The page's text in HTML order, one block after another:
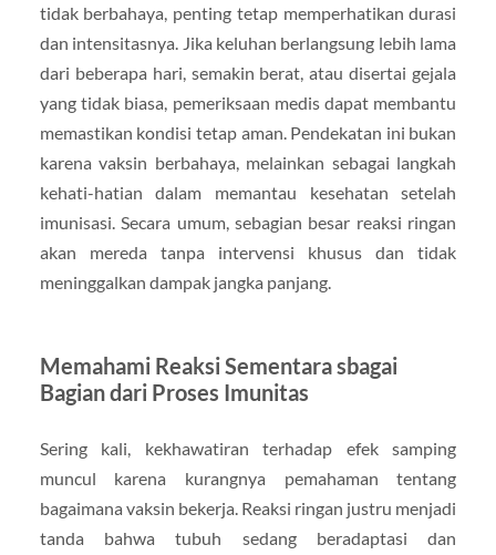
tidak berbahaya, penting tetap memperhatikan durasi
dan intensitasnya. Jika keluhan berlangsung lebih lama
dari beberapa hari, semakin berat, atau disertai gejala
yang tidak biasa, pemeriksaan medis dapat membantu
memastikan kondisi tetap aman. Pendekatan ini bukan
karena vaksin berbahaya, melainkan sebagai langkah
kehati-hatian dalam memantau kesehatan setelah
imunisasi. Secara umum, sebagian besar reaksi ringan
akan mereda tanpa intervensi khusus dan tidak
meninggalkan dampak jangka panjang.
Memahami Reaksi Sementara sbagai
Bagian dari Proses Imunitas
Sering kali, kekhawatiran terhadap efek samping
muncul karena kurangnya pemahaman tentang
bagaimana vaksin bekerja. Reaksi ringan justru menjadi
tanda bahwa tubuh sedang beradaptasi dan